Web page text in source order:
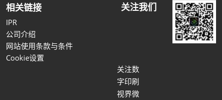
相关链接
IPR
公司介绍
网站使用条款与条件
Cookie设置
关注我们
关注数
字印刷
视界微